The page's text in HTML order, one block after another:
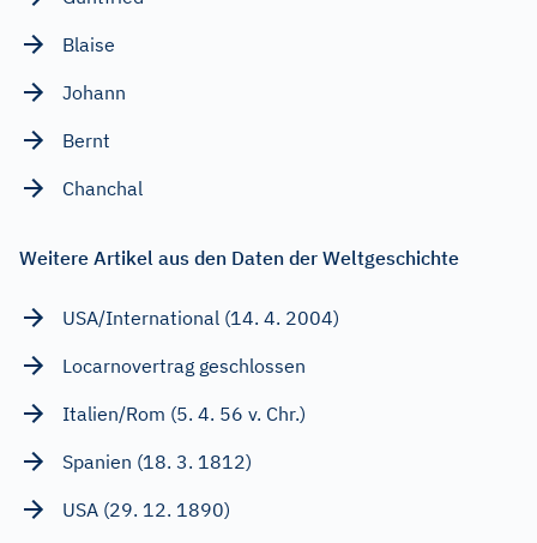
Blaise
Johann
Bernt
Chanchal
Weitere Artikel aus den Daten der Weltgeschichte
USA/International (14. 4. 2004)
Locarnovertrag geschlossen
Italien/Rom (5. 4. 56 v. Chr.)
Spanien (18. 3. 1812)
USA (29. 12. 1890)